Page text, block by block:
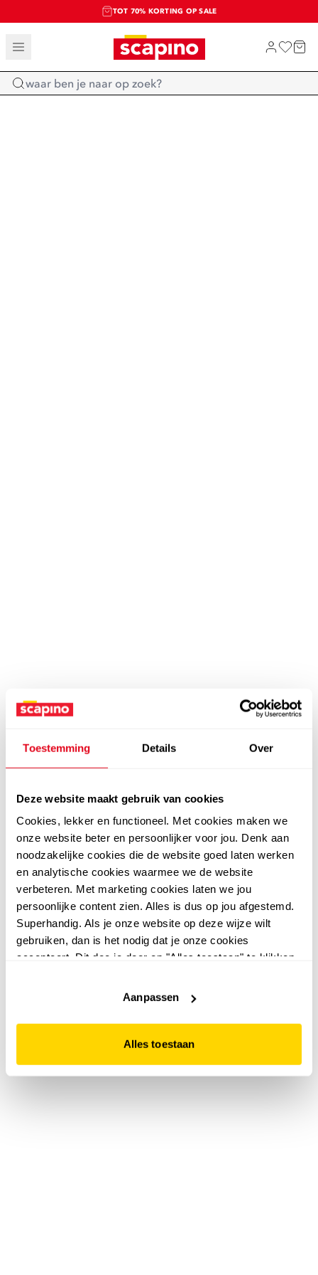
Toestemming Details Over
Deze website maakt gebruik van cookies
Cookies, lekker en functioneel. Met cookies maken we
onze website beter en persoonlijker voor jou. Denk aan
noodzakelijke cookies die de website goed laten werken
en analytische cookies waarmee we de website
verbeteren. Met marketing cookies laten we jou
persoonlijke content zien. Alles is dus op jou afgestemd.
Superhandig. Als je onze website op deze wijze wilt
gebruiken, dan is het nodig dat je onze cookies
accepteert. Dit doe je door op "Alles toestaan" te klikken.
website niet optimaal functioneert.
Aanpassen
Alles toestaan
TOT 70% KORTING OP SALE
SALE: LAATSTE KANS!
SHOP NIEUW
Home